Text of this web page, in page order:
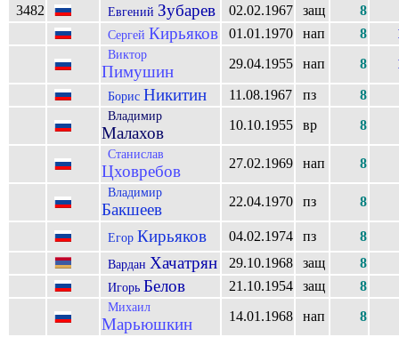
3482
Евгений Зубарев 02.02.1967 защ 8
Сергей Кирьяков 01.01.1970 нап 8
Виктор
Пимушин 29.04.1955 нап 8
Борис Никитин 11.08.1967 пз 8
Владимир
Малахов 10.10.1955 вр 8
Станислав
Цховребов 27.02.1969 нап 8
Владимир
Бакшеев 22.04.1970 пз 8
Егор Кирьяков 04.02.1974 пз 8
Вардан Хачатрян 29.10.1968 защ 8
Игорь Белов 21.10.1954 защ 8
Михаил
Марьюшкин 14.01.1968 нап 8